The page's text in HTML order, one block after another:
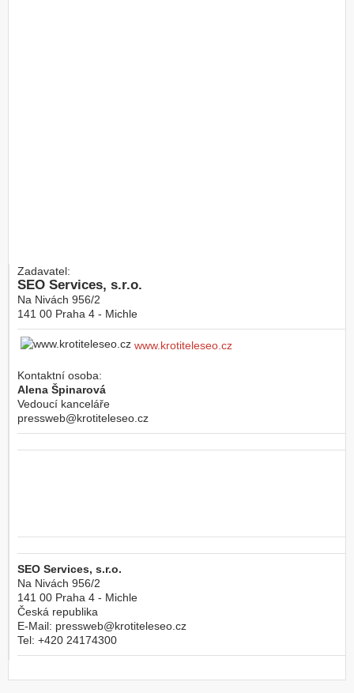
Zadavatel:
SEO Services, s.r.o.
Na Nivách 956/2
141 00 Praha 4 - Michle
www.krotiteleseo.cz
Kontaktní osoba:
Alena Špinarová
Vedoucí kanceláře
pressweb@krotiteleseo.cz
SEO Services, s.r.o.
Na Nivách 956/2
141 00 Praha 4 - Michle
Česká republika
E-Mail: pressweb@krotiteleseo.cz
Tel: +420 24174300